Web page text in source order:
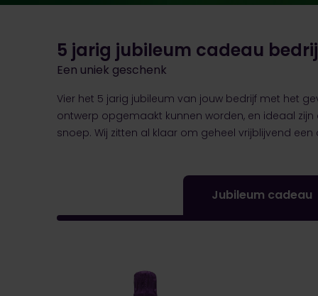
5 jarig jubileum cadeau
Een uniek geschenk
Vier het 5 jarig jubileum van jouw bedrijf met het
ontwerp opgemaakt kunnen worden, en ideaal
snoep. Wij zitten al klaar om geheel vrijblijvend
Jubileum cadeau